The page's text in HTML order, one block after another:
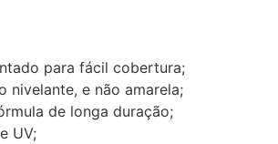
para fácil cobertura;
nivelante, e não amarela;
de longa duração;
UV;